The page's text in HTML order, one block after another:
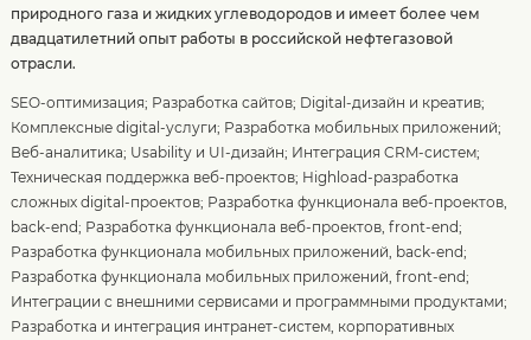
природного газа и жидких углеводородов и имеет более чем
двадцатилетний опыт работы в российской нефтегазовой
отрасли.
SEO-оптимизация; Разработка сайтов; Digital-дизайн и креатив;
Комплексные digital-услуги; Разработка мобильных приложений;
Веб-аналитика; Usability и UI-дизайн; Интеграция CRM-систем;
Техническая поддержка веб-проектов; Highload-разработка
сложных digital-проектов; Разработка функционала веб-проектов,
back-end; Разработка функционала веб-проектов, front-end;
Разработка функционала мобильных приложений, back-end;
Разработка функционала мобильных приложений, front-end;
Интеграции с внешними сервисами и программными продуктами;
Разработка и интеграция интранет-систем, корпоративных